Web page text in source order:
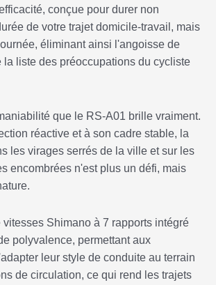
conçue pour durer non
de votre trajet domicile-travail, mais
éliminant ainsi l'angoisse de
la liste des préoccupations du cycliste
que le RS-A01 brille vraiment.
réactive et à son cadre stable, la
les virages serrés de la ville et sur les
encombrées n'est plus un défi, mais
vitesses Shimano à 7 rapports intégré
polyvalence, permettant aux
leur style de conduite au terrain
de circulation, ce qui rend les trajets